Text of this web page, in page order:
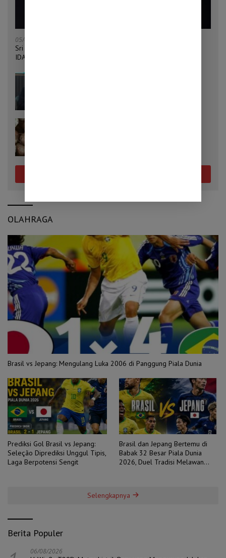
05/08/2026
Sri Mulyani Ditunjuk Jadi Ketua Bersama Penggalangan Dana
IDA22 Bank Dunia
OLAHRAGA
Brasil vs Jepang: Mengulang Luka 2006 di Panggung Piala Dunia
Prediksi Gol Brasil vs Jepang:
Seleção Diprediksi Unggul Tipis,
Laga Berpotensi Sengit
Brasil dan Jepang Bertemu di
Babak 32 Besar Piala Dunia
2026, Duel Tradisi Melawan
Selengkapnya
Berita Populer
06/08/2026